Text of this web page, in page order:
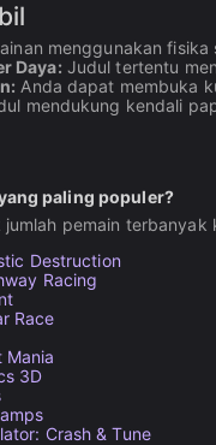
menggunakan
Daya: Judul tertentu
Anda dapat membuka
mendukung kendali
paling populer?
pemain
Destruction
Racing
Race
Mania
3D
Crash & Tune